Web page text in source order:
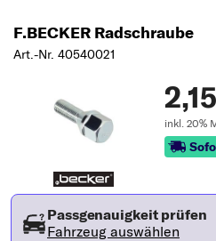
F.BECKER Radschraube
Art.-Nr. 40540021
inkl. 20%
Passgenauigkeit prüfen
Fahrzeug auswählen